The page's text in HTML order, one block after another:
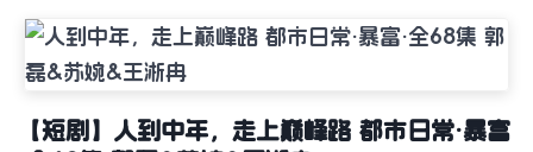
【短剧】人到中年，走上巅峰路 都市日常·暴富